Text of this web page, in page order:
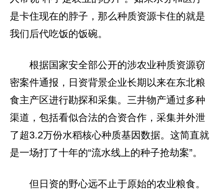
是卡住现在的脖子，那么种质资源卡住的就是
我们后代吃饭的饭碗。
根据国家安全部公开的涉农业种质资源窃
密案件通报，日资背景企业长期以来在东北粮
食主产区进行勘探和采集。三井物产通过多种
渠道，包括看似合法的合资合作，采集并外泄
了超3.2万份水稻核心种质基因数据。这简直就
是一场打了十年的“流水线上的种子抢劫案”。
但日资的野心远不止于原始的农业粮食。